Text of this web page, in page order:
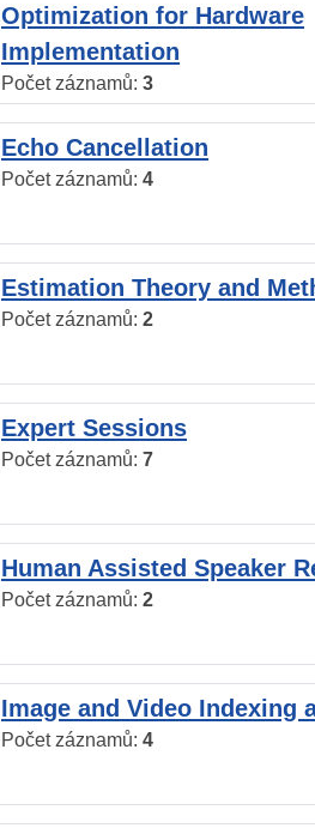
Optimization for Hardware
Implementation
Počet záznamů: 3
Echo Cancellation
Počet záznamů: 4
Estimation Theory and
Počet záznamů: 2
Expert Sessions
Počet záznamů: 7
Human Assisted Speaker
Počet záznamů: 2
Image and Video Indexing
Počet záznamů: 4